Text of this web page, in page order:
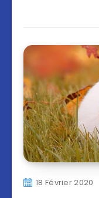
18 Février 2020